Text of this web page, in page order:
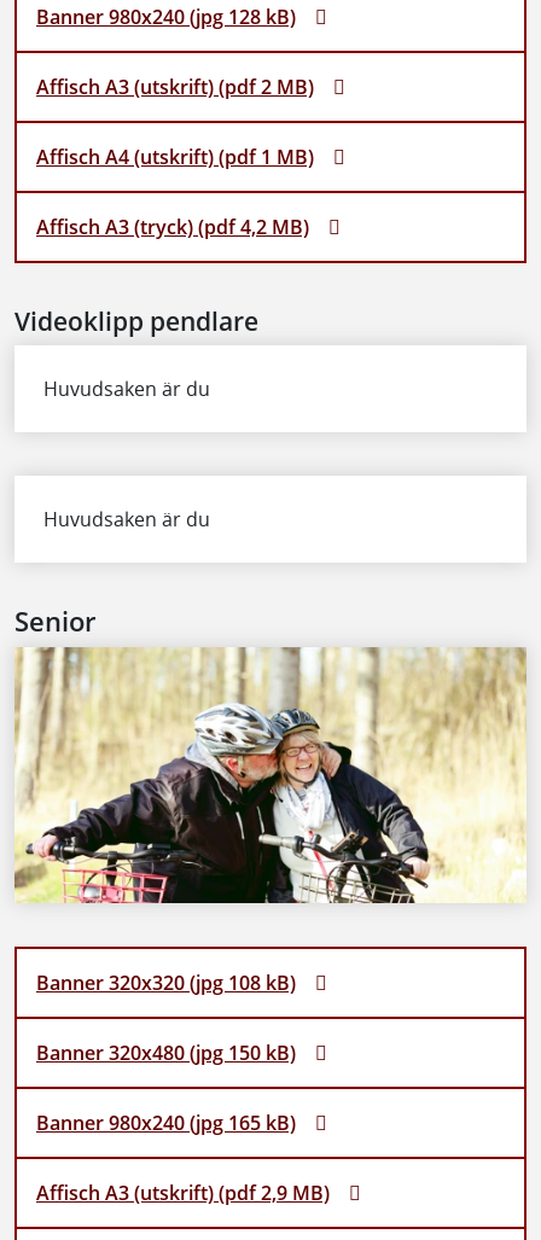
Banner 980x240 (jpg 128 kB)
Affisch A3 (utskrift) (pdf 2 MB)
Affisch A4 (utskrift) (pdf 1 MB)
Affisch A3 (tryck) (pdf 4,2 MB)
Videoklipp pendlare
Huvudsaken är du
Huvudsaken är du
Senior
Banner 320x320 (jpg 108 kB)
Banner 320x480 (jpg 150 kB)
Banner 980x240 (jpg 165 kB)
Affisch A3 (utskrift) (pdf 2,9 MB)